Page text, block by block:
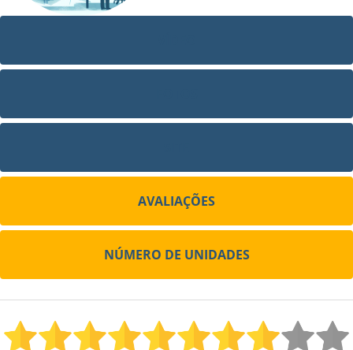
AVALIAÇÕES
NÚMERO DE UNIDADES